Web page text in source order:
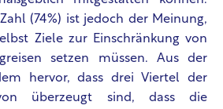
(74%) ist jedoch der Meinung,
Ziele zur Einschränkung von
setzen müssen. Aus der
hervor, dass drei Viertel der
überzeugt sind, dass die